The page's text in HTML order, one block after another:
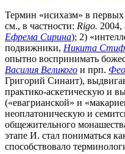
Термин «исихазм» в первых
см., в частности: Rigo. 2004,
Ефрема Сирина); 2)
подвижники, Никита
опытно воспринимать
Василия Великого и прп.
Григорий Синаит),
практико-аскетическую и
(«евагрианской» и
неоплатоническую и
общежительного
этапе И. стал пониматься
способствовало